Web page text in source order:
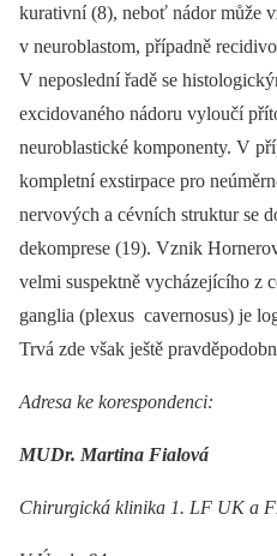
kurativní (8), neboť nádor může
v neuroblastom, případně
V neposlední řadě se
excidovaného nádoru vyloučí
neuroblastické komponenty. V
kompletní exstirpace pro
nervových a cévních struktur se
dekomprese (19). Vznik
velmi suspektně vycházejícího z
ganglia (plexus cavernosus) je
Trvá zde však ještě
Adresa ke korespondenci:
MUDr. Martina Fialová
Chirurgická klinika 1. LF UK a